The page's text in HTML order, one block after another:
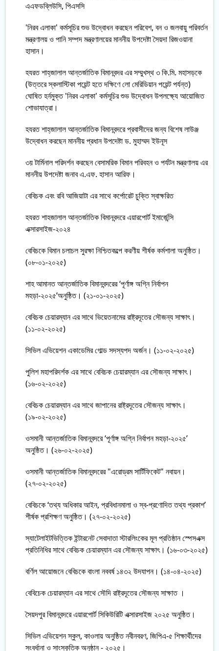
এএফডব্লিউসি, পিএসসি
'নিরব এলাকা' কর্মসূচির শুভ উদ্বোধন করছেন পরিবেশ, বন ও জলবায়ু পরিবর্তন
মন্ত্রণালয় ও পানি সম্পদ মন্ত্রণালয়ের মাননীয় উপদেষ্টা সৈয়দা রিজওয়ানা
হাসান।
হযরত শাহ্‌জালাল আন্তর্জাতিক বিমানবন্দর এর সম্মুখস্থ ৩ কি.মি. মহাসড়কে
(উত্তরে স্কলাস্টিকা পয়েন্ট হতে দক্ষিণে লো মেরিডিয়ান পয়েন্ট পর্যন্ত)
ঘোষিত হর্নমুক্ত 'নিরব এলাকা' কর্মসূচির শুভ উদ্বোধন উপলক্ষ্যে আয়োজিত
শোভাযাত্রা।
হযরত শাহ্‌জালাল আন্তর্জাতিক বিমানবন্দরে প্রবাসীদের জন্য বিশেষ লাউঞ্জ
উদ্বোধন করছেন মাননীয় প্রধান উপদেষ্টা ড. মুহাম্মদ ইউনূস
৩য় টার্মিনাল পরিদর্শন করছেন বেসামরিক বিমান পরিবহন ও পর্যটন মন্ত্রণালয় এর
মাননীয় উপদেষ্টা জনাব এ.এফ. হাসান আরিফ।
বেবিচক এবং রবি আজিয়াটা এর সাথে কর্পোরেট চুক্তি স্বাক্ষরিত
হযরত শাহজালাল আন্তর্জাতিক বিমানবন্দরে এয়ারপোর্ট ইমার্জেন্সি
এক্সারসাইজ-২০২৪
বেবিচকে বিমান চলাচল সুরক্ষা নিশ্চিতকল্পে করণীয় শীর্ষক কর্মশালা অনুষ্ঠিত।
(০৮-০১-২০২৫)
শাহ আমানত আন্তর্জাতিক বিমানবন্দরের ‘পূর্ণাঙ্গ অগ্নি নির্বাপন
মহড়া-২০২৫’অনুষ্ঠিত। (২১-০১-২০২৫)
বেবিচক চেয়ারম্যান এর সাথে ভিয়েতনামের রাষ্ট্রদূতের সৌজন্য সাক্ষাৎ।
(১১-০২-২০২৫)
সিভিল এভিয়েশন একাডেমির গোল্ড সদস্যপদ অর্জন। (১১-০২-২০২৫)
পুলিশ মহাপরিদর্শক এর সাথে বেবিচক চেয়ারম্যান এর সৌজন্য সাক্ষাৎ।
(১৬-০২-২০২৫)
বেবিচক চেয়ারম্যান এর সাথে জাপানের রাষ্ট্রদূতের সৌজন্য সাক্ষাৎ।
(১৯-০২-২০২৫)
ওসমানী আন্তর্জাতিক বিমানবন্দরে ‘পূর্ণাঙ্গ অগ্নি নির্বাপন মহড়া-২০২৫’
অনুষ্ঠিত। (২৬-০২-২০২৫)
ওসমানী আন্তর্জাতিক বিমানবন্দরের "এরোড্রম সার্টিফিকেট" নবায়ন।
(২৭-০২-২০২৫)
বেবিচকে ‘তথ্য অধিকার আইন, প্রবিধানমালা ও স্ব-প্রণোদিত তথ্য প্রকাশ’
শীর্ষক প্রশিক্ষণ অনুষ্ঠিত। (২৭-০২-২০২৫)
স্যাটেলাইটভিত্তিক ইন্টারনেট সেবাদাতা স্টারলিংকের মূল প্রতিষ্ঠান স্পেসএক্স
প্রতিনিধির সাথে বেবিচক চেয়ারম্যান এর সৌজন্য সাক্ষাৎ। (১৬-০৩-২০২৫)
বর্ণিল আয়োজনে বেবিচকে বাংলা নববর্ষ ১৪৩২ উদযাপন। (১৪-০৪-২০২৫)
বেবিচেক চেয়ারম্যান এর সাথে সৌদি রাষ্ট্রদূতের সৌজন্য সাক্ষাত ।
সৈয়দপুর বিমানবন্দরে এয়ারপোর্ট সিকিউরিটি এক্সারসাইজ ২০২৫ অনুষ্ঠিত।
সিভিল এভিয়েশন স্কুল, কাওলায় অনুষ্ঠিত নবীনবরণ, জিপিএ-৫ শিক্ষার্থীদের
সংবর্ধানা ও সাংস্কৃতিক অনুষ্ঠান - ২০২৫।